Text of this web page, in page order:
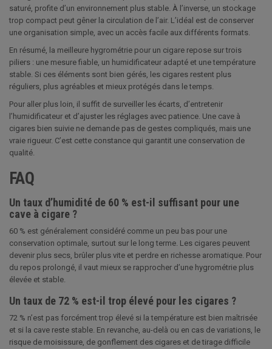
saturé, profite d’un environnement plus stable. À l’inverse, un stockage
trop compact peut gêner la circulation de l’air. L’idéal est de conserver
une organisation simple, avec un accès facile aux différents formats.
En résumé, la meilleure hygrométrie pour un cigare repose sur trois
piliers : une mesure fiable, un humidificateur adapté et une température
stable. Si ces éléments sont bien gérés, les cigares restent plus
réguliers, plus agréables et mieux protégés dans le temps.
Pour aller plus loin, il suffit de surveiller les écarts, d’entretenir
l’humidificateur et d’ajuster les réglages avec patience. Une cave à
cigares bien suivie ne demande pas de gestes compliqués, mais une
vraie rigueur. C’est cette constance qui garantit une conservation de
qualité.
FAQ
Un taux d’humidité de 60 % est-il suffisant pour une
cave à cigare ?
60 % est généralement considéré comme un peu bas pour une
conservation optimale, surtout sur le long terme. Les cigares peuvent
devenir plus secs, brûler plus vite et perdre en richesse aromatique. Pour
du repos prolongé, il vaut mieux se rapprocher d’une hygrométrie plus
élevée et stable.
Un taux de 72 % est-il trop élevé pour les cigares ?
72 % n’est pas forcément trop élevé si la température est bien maîtrisée
et si la cave reste stable. En revanche, au-delà ou en cas de variations, le
risque de moisissure, de gonflement des cigares et de tirage difficile